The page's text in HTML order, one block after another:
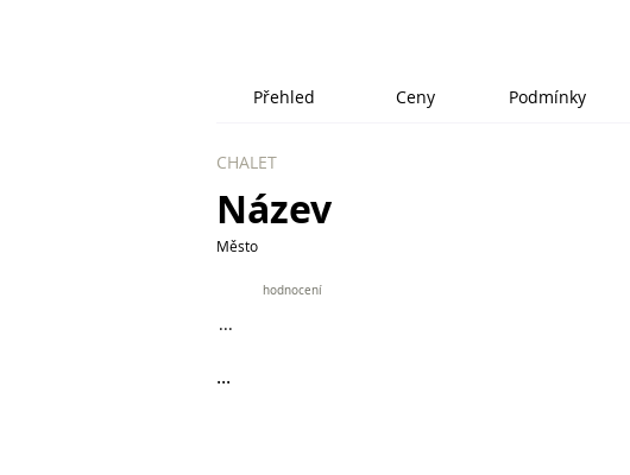
Přehled Ceny Podmínky
CHALET
Název
Město
hodnocení
...
...